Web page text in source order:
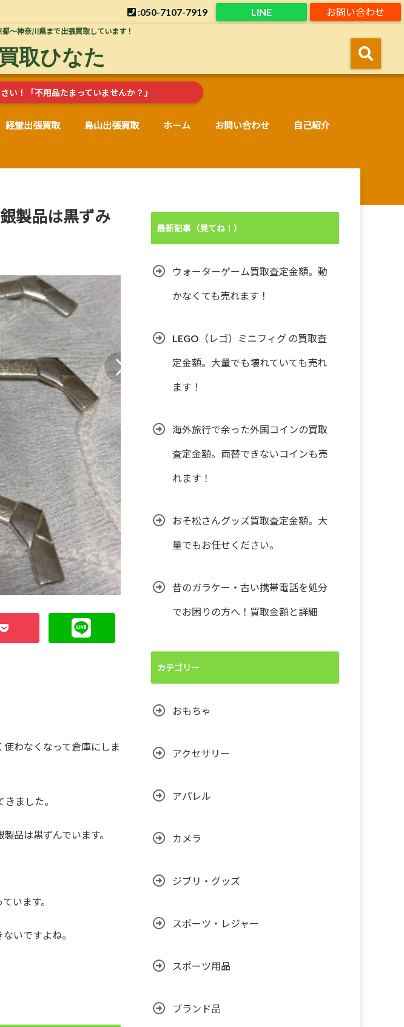
お問い合わせ
LINE
:050-7107-7919
～神奈川県まで出張買取しています！
取ひなた
い！「不用品たまっていませんか？」
経堂出張買取 烏山出張買取 ホ－ム お問い合わせ 自己紹介
製品は黒ずみ
わなくなって倉庫にしま
ました。
品は黒ずんでいます。
います。
いですよね。
最新記事（見てね！）
ウォーターゲーム買取査定金額。動
かなくても売れます！
LEGO（レゴ）ミニフィグ の買取査
定金額。大量でも壊れていても売れ
ます！
海外旅行で余った外国コインの買取
査定金額。両替できないコインも売
れます！
おそ松さんグッズ買取査定金額。大
量でもお任せください。
昔のガラケー・古い携帯電話を処分
でお困りの方へ！買取金額と詳細
カテゴリー
おもちゃ
アクセサリー
アパレル
カメラ
ジブリ・グッズ
スポーツ・レジャー
スポーツ用品
ブランド品